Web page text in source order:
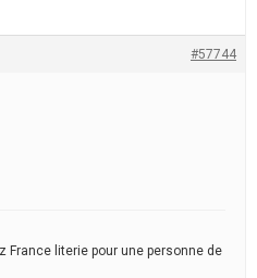
#57744
France literie pour une personne de